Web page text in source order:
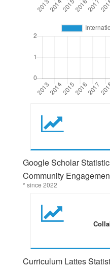
Google Scholar
Community
* since 2022
Curriculum Lattes